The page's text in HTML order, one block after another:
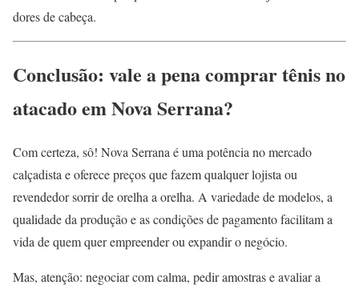
dores de cabeça.
Conclusão: vale a pena comprar tênis no
atacado em Nova Serrana?
Com certeza, sô! Nova Serrana é uma potência no mercado
calçadista e oferece preços que fazem qualquer lojista ou
revendedor sorrir de orelha a orelha. A variedade de modelos, a
qualidade da produção e as condições de pagamento facilitam a
vida de quem quer empreender ou expandir o negócio.
Mas, atenção: negociar com calma, pedir amostras e avaliar a